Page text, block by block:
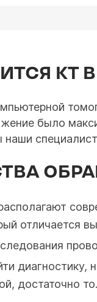
КТ
было
наши
отличается
диагностику,
достаточно